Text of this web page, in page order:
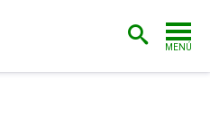
MENÚ